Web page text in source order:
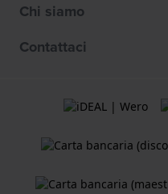
Chi siamo
Contattaci